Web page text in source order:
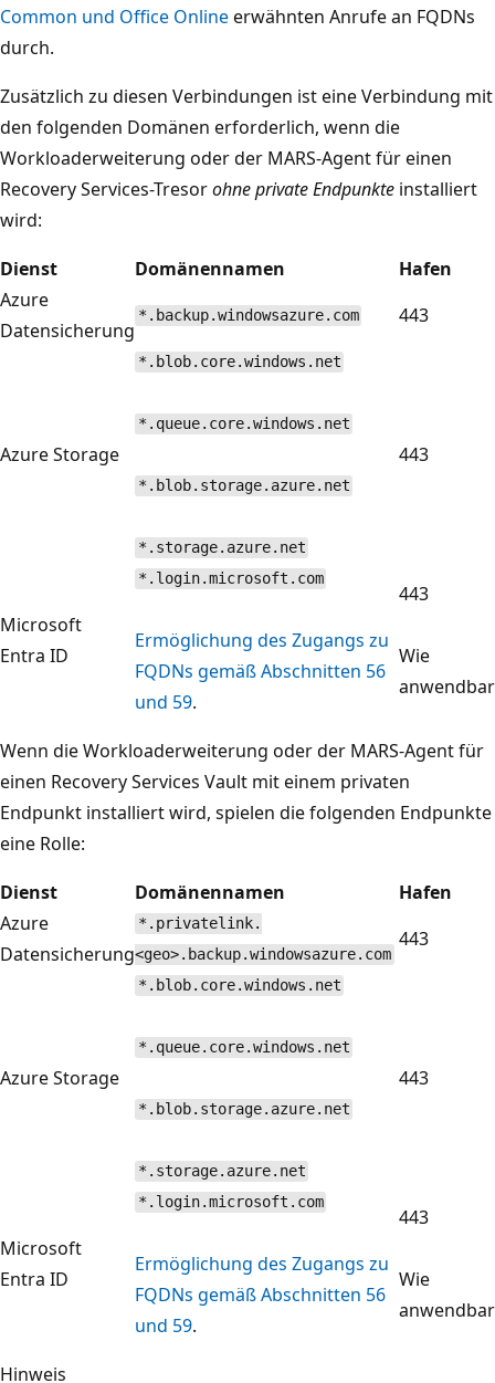
Common und Office Onlineerwähnten Anrufe an FQDNs
durch.
Zusätzlich zu diesen Verbindungen ist eine Verbindung mit
den folgenden Domänen erforderlich, wenn die
Workloaderweiterung oder der MARS-Agent für einen
Recovery Services-Tresorohne private Endpunkte installiert
wird:
Dienst
Domänennamen
Hafen
Azure
Datensicherung
*.backup.windowsazure.com 443
Azure Storage
*.blob.core.windows.net
*.queue.core.windows.net
*.blob.storage.azure.net
*.storage.azure.net
443
Microsoft
Entra ID
*.login.microsoft.com
Ermöglichung des Zugangs zu
FQDNs gemäß Abschnitten 56
und 59.
443
Wie
anwendbar
Wenn die Workloaderweiterung oder der MARS-Agent für
einen Recovery Services Vault mit einem privaten
Endpunkt installiert wird, spielen die folgenden Endpunkte
eine Rolle:
Dienst
Domänennamen
Hafen
Azure
Datensicherung
*.privatelink.
<geo>.backup.windowsazure.com
443
Azure Storage
*.blob.core.windows.net
*.queue.core.windows.net
*.blob.storage.azure.net
*.storage.azure.net
443
Microsoft
Entra ID
*.login.microsoft.com
Ermöglichung des Zugangs zu
FQDNs gemäß Abschnitten 56
und 59.
443
Wie
anwendbar
Hinweis